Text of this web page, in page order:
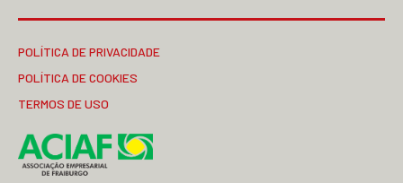
POLÍTICA DE PRIVACIDADE
POLÍTICA DE COOKIES
TERMOS DE USO